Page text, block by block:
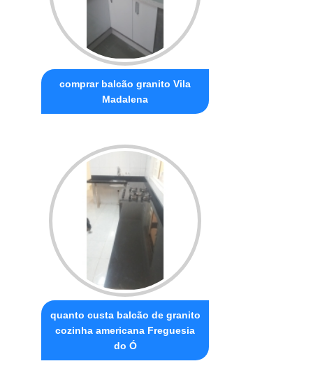
comprar balcão granito Vila
Madalena
quanto custa balcão de granito
cozinha americana Freguesia
do Ó